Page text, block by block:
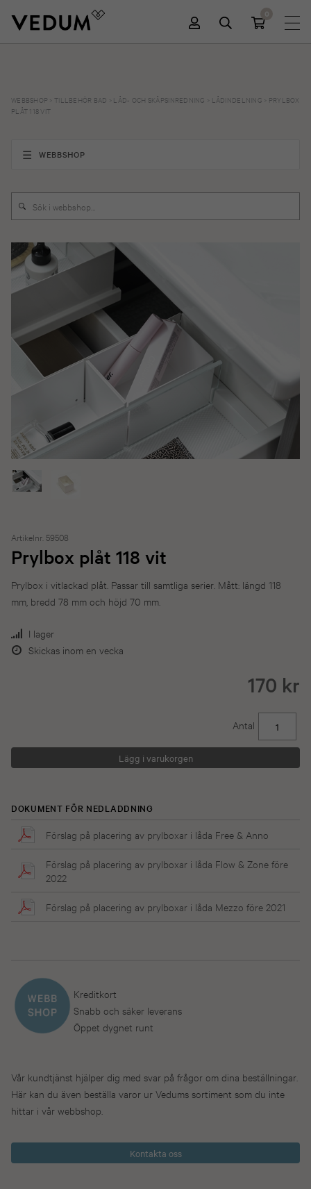
0
WEBBSHOP >TILLBEHÖR BAD LÅD- OCH SKÅPSINREDNING LÅDINDELNING
PRYLBOX
PLÅT 118 VIT
WEBBSHOP
Artikelnr. 59508
Prylbox plåt 118 vit
Prylbox i vitlackad plåt. Passar till samtliga serier. Mått: längd 118
mm, bredd 78 mm och höjd 70 mm.
I lager
Skickas inom en vecka
170 kr
Antal
DOKUMENT FÖR NEDLADDNING
Förslag på placering av prylboxar i låda Free & Anno
Förslag på placering av prylboxar i låda Flow & Zone före
2022
Förslag på placering av prylboxar i låda Mezzo före 2021
Kreditkort
Snabb och säker leverans
Öppet dygnet runt
Vår kundtjänst hjälper dig med svar på frågor om dina beställningar.
Här kan du även beställa varor ur Vedums sortiment som du inte
hittar i vår webbshop.
Kontakta oss